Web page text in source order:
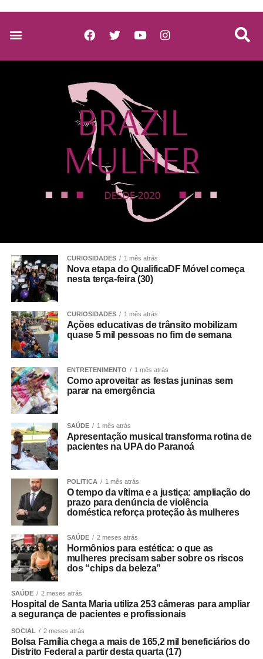
CURIOSIDADES 1 mês atrás
Nova etapa do QualificaDF Móvel começa
nesta terça-feira (30)
CURIOSIDADES 1 mês atrás
Ações educativas de trânsito mobilizam
quase 5 mil pessoas no fim de semana
ENTRETENIMENTO 1 mês atrás
Como aproveitar as festas juninas sem
parar na emergência
SAÚDE 1 mês atrás
Apresentação musical transforma rotina de
pacientes na UPA do Paranoá
POLITICA 1 mês atrás
O tempo da vítima e a justiça: ampliação do
prazo para denúncia de violência
doméstica reforça proteção às mulheres
SAÚDE 2 meses atrás
Hormônios para estética: o que as
mulheres precisam saber sobre os riscos
dos “chips da beleza”
SAÚDE 2 meses atrás
Hospital de Santa Maria utiliza 253 câmeras para ampliar
a segurança de pacientes e profissionais
SOCIAL 2 meses atrás
Bolsa Família chega a mais de 165,2 mil beneficiários do
Distrito Federal a partir desta quarta (17)